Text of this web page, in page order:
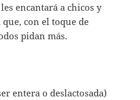
encantará a chicos y
que, con el toque de
pidan más.
entera o deslactosada)